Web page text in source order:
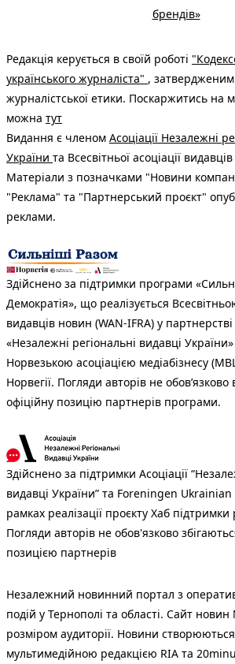
брендів»
Редакція керується в своїй роботі
українського журналіста" , затвердженим
журналістської етики. Поскаржитись на
можна тут
Видання є членом Асоціації Незалежні
України та Всесвітньої асоціації видавців
Матеріали з позначками "Новини
"Реклама" та "Партнерський проєкт"
реклами.
Здійснено за підтримки програми
Демократія», що реалізується
видавців новин (WAN-IFRA) у
«Незалежні регіональні видавці
Норвезькою асоціацією медіабізнесу
Норвегії. Погляди авторів не
офіційну позицію партнерів програми.
Здійснено за підтримки Асоціації
видавці України” та Foreningen
рамках реалізації проєкту Хаб підтримки
Погляди авторів не обов'язково
позицією партнерів
Незалежний новинний портал з
подій у Тернополі та області. Сайт
розміром аудиторії. Новини
мультимедійною редакцією RIA та